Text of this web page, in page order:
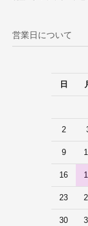
営業日について
日
2
9
16
23
30